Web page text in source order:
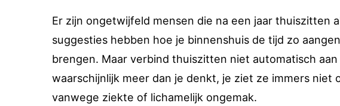
Er zijn ongetwijfeld mensen die na een jaar thuiszitten
suggesties hebben hoe je binnenshuis de tijd zo
brengen. Maar verbind thuiszitten niet automatisch
waarschijnlijk meer dan je denkt, je ziet ze immers niet
vanwege ziekte of lichamelijk ongemak.